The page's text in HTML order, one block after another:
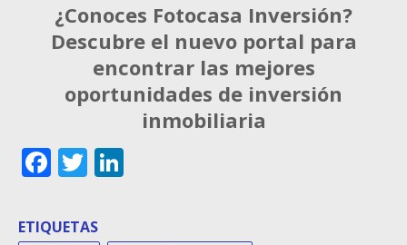
¿Conoces Fotocasa Inversión?
Descubre el nuevo portal para
encontrar las mejores
oportunidades de inversión
inmobiliaria
Facebook
Twitter
ETIQUETAS